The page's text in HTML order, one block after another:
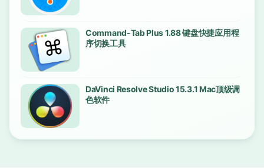
Command-Tab Plus 1.88 键盘快捷应用程
序切换工具
DaVinci Resolve Studio 15.3.1 Mac顶级调
色软件